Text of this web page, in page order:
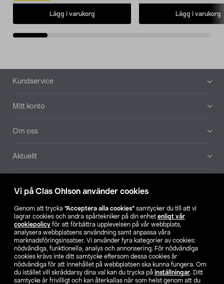
Vi på Clas Ohlson använder cookies
Genom att trycka ”Acceptera alla cookies” samtycker du till att vi
lagrar cookies och andra spårtekniker på din enhet enligt vår
cookiepolicy för att förbättra upplevelsen på vår webbplats,
analysera webbplatsens användning samt anpassa våra
marknadsföringsinsatser. Vi använder fyra kategorier av cookies:
nödvändiga, funktionella, analys och annonsering. För nödvändiga
cookies krävs inte ditt samtycke eftersom dessa cookies är
nödvändiga för att innehållet på webbplatsen ska kunna fungera. Om
du istället vill skräddarsy dina val kan du trycka på inställningar. Ditt
samtycke är frivilligt och kan återkallas när som helst genom att du
Lägg i varukorg Lägg i varukorg
Sidfot
Kundservice
Mitt konto
Om oss
Aktuellt
Hitta butik
SE NO FI